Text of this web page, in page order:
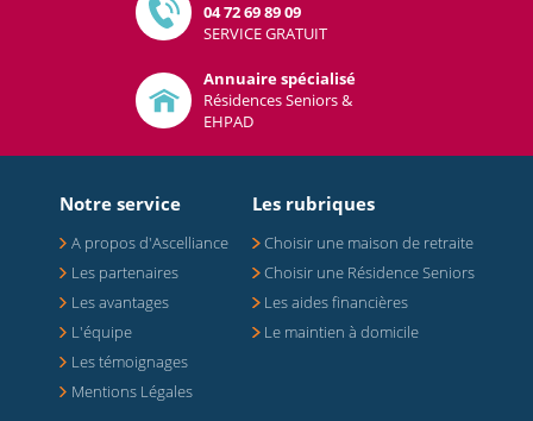
Notre service
A propos d'Ascelliance
Les partenaires
Les avantages
L'équipe
Les témoignages
Mentions Légales
Les rubriques
Choisir une maison de retraite
Choisir une Résidence Seniors
Les aides financières
Le maintien à domicile
04 72 69 89 09
SERVICE GRATUIT
Annuaire spécialisé
Résidences Seniors &
EHPAD